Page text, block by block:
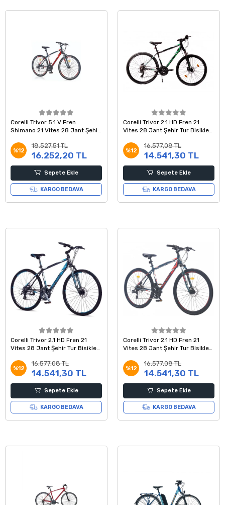
Corelli Trivor 5.1 V Fren
Shimano 21 Vites 28 Jant Şehir
Beyaz 18 Kadro
%12
18.527,51 TL
16.252,20 TL
Sepete Ekle
KARGO BEDAVA
Corelli Trivor 2.1 HD Fren 21
Vites 28 Jant Şehir Tur Bisikleti
%12
16.577,08 TL
14.541,30 TL
Sepete Ekle
KARGO BEDAVA
Corelli Trivor 2.1 HD Fren 21
Vites 28 Jant Şehir Tur Bisikleti
%12
16.577,08 TL
14.541,30 TL
Sepete Ekle
KARGO BEDAVA
Corelli Trivor 2.1 HD Fren 21
Vites 28 Jant Şehir Tur Bisikleti
%12
16.577,08 TL
14.541,30 TL
Sepete Ekle
KARGO BEDAVA